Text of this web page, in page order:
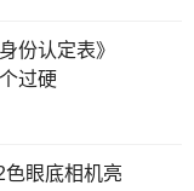
份认定表》
过硬
色眼底相机亮